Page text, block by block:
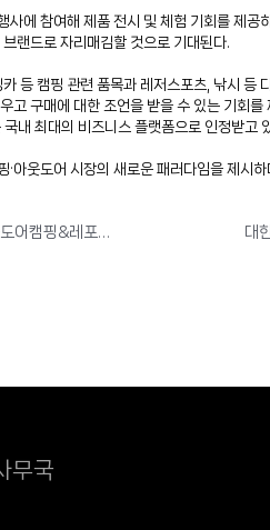
에 참여해 제품 전시 및 체험 기회를 제공
랜드로 자리매김할 것으로 기대된다.
등 캠핑 관련 품목과 레저스포츠, 낚시
고 구매에 대한 조언을 받을 수 있는 기회
내 최대의 비즈니스 플랫폼으로 인정받고
아웃도어 시장의 새로운 패러다임을 제시
2월 14일부터 인천 송도컨벤시아에서 개최되는 ‘2025 국제아웃도어캠핑&레포츠페스티벌’, 역대급 신제품과 라인업으로 기대감 UP
무국